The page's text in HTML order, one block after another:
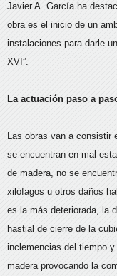
Javier A. García ha
obra es el inicio de un
instalaciones para darle
XVI”.
La actuación paso a
Las obras van a consistir
se encuentran en mal
de madera, no se
xilófagos u otros daños
es la más deteriorada, la
hastial de cierre de la
inclemencias del tiempo
madera provocando la